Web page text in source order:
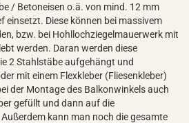
/ Betoneisen o.ä. von mind. 12 mm
einsetzt. Diese können bei massivem
bzw. bei Hohllochziegelmauerwerk mit
werden. Daran werden diese
2 Stahlstäbe aufgehängt und
mit einem Flexkleber (Fliesenkleber)
der Montage des Balkonwinkels auch
gefüllt und dann auf die
kann man noch die gesamte